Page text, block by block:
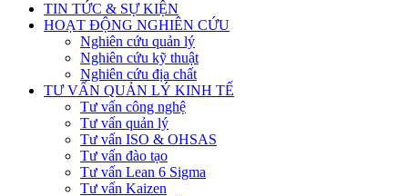
TIN TỨC & SỰ KIỆN
HOẠT ĐỘNG NGHIÊN CỨU
Nghiên cứu quản lý
Nghiên cứu kỹ thuật
Nghiên cứu địa chất
TƯ VẤN QUẢN LÝ KINH TẾ
Tư vấn công nghệ
Tư vấn quản lý
Tư vấn ISO & OHSAS
Tư vấn đào tạo
Tư vấn Lean 6 Sigma
Tư vấn Kaizen